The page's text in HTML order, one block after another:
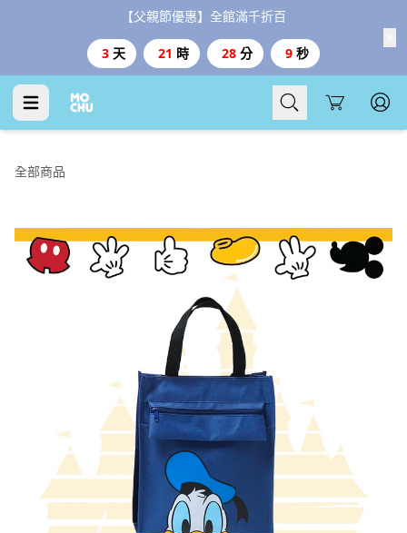
【父親節優惠】全館滿千折百
3 天 21 時 28 分 8 秒
Cart
全部商品